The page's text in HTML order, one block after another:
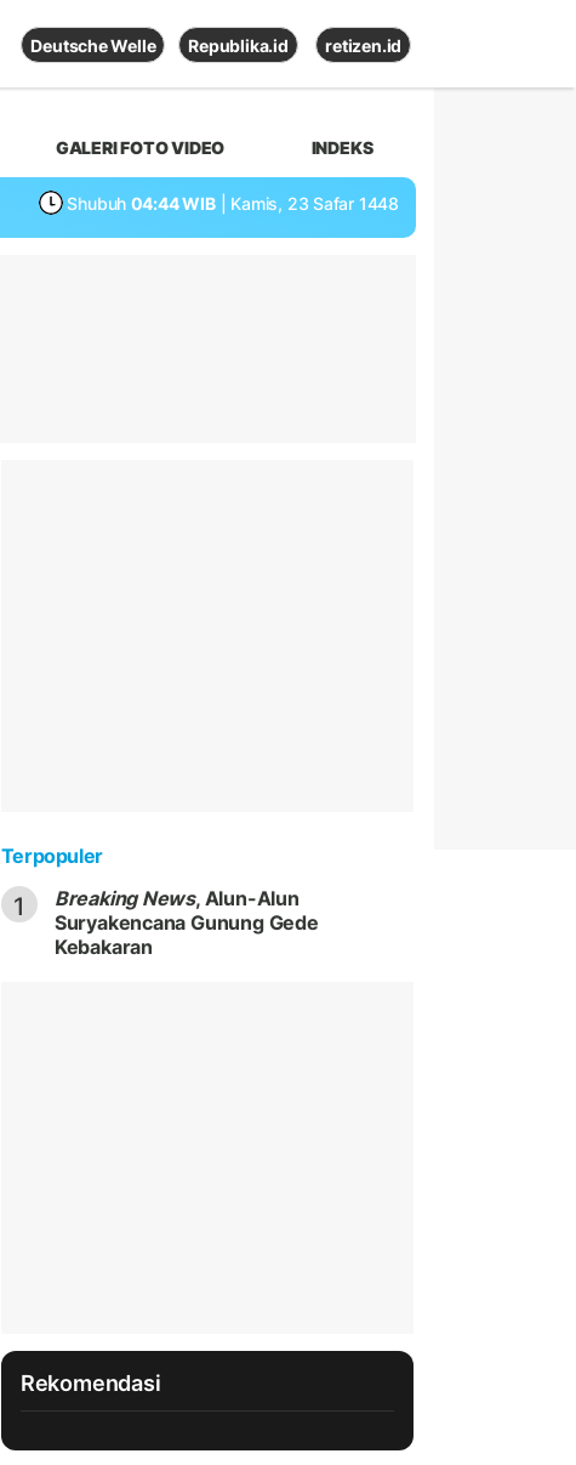
Deutsche Welle Republika.id retizen.id
GALERI FOTO VIDEO INDEKS
Shubuh 04:44 WIB | Kamis, 23 Safar 1448
Terpopuler
1 Breaking News, Alun-Alun
Suryakencana Gunung Gede
Kebakaran
Rekomendasi